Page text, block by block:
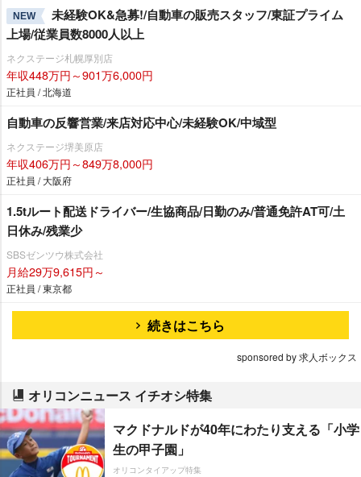
NEW
未経験OK&急募!/自動車の販売スタッフ/東証プライム
上場/従業員数8000人以上
ネクステージ札幌厚別店
年収448万円～901万6,000円
正社員 / 北海道
自動車の反響営業/来店対応中心/未経験OK/中域型
ネクステージ堺美原店
年収406万円～849万8,000円
正社員 / 大阪府
1.5tルート配送ドライバー/生協商品/日勤のみ/普通免許AT可/土
日休み/残業少
SBSゼンツウ株式会社
月給29万9,615円～
正社員 / 東京都
続きはこちら
sponsored by 求人ボックス
オリコンニュース イチオシ特集
マクドナルドが40年にわたり支える「小学
生の甲子園」
オリコンタイアップ特集